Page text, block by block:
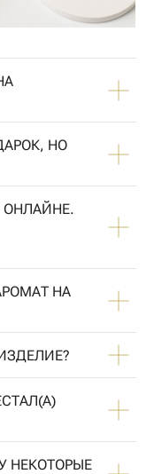
НО
ОНЛАЙНЕ.
НА
НЕКОТОРЫЕ